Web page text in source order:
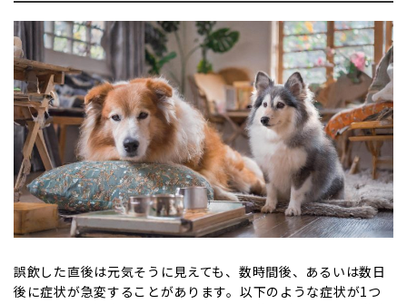
誤飲した直後は元気そうに見えても、数時間後、あるいは数日
後に症状が急変することがあります。以下のような症状が1つ